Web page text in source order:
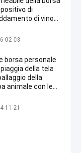
di
di vino
dell'alimento
l'alimento
fresca dell'isolamen
02-03
borsa personale
della tela
della
animale con le
della iuta
11-21